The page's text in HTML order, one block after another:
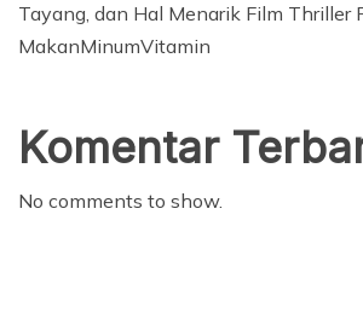
Tayang, dan Hal Menarik Film Thriller
MakanMinumVitamin
Komentar
No comments to show.